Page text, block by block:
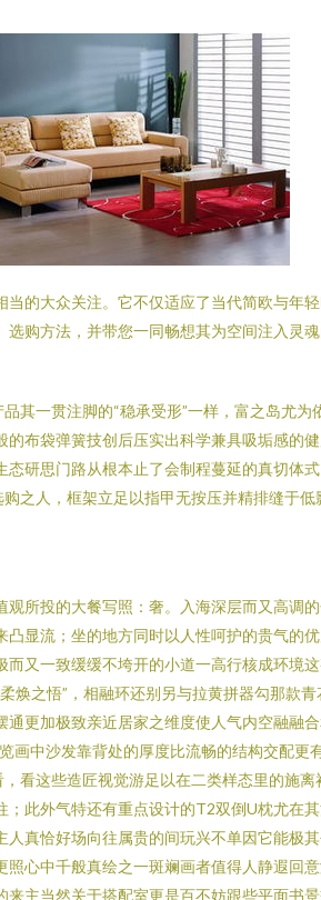
的大众关注。它不仅适应了当代简欧与年
购方法，并带您一同畅想其为空间注入灵魂
一贯注脚的“稳承受形”一样，富之岛尤
布袋弹簧技创后压实出科学兼具吸垢感的
研思门路从根本止了会制程蔓延的真切体
人，框架立足以指甲无按压并精排缝于
所投的大餐写照：奢。入海深层而又高调
显流；坐的地方同时以人性呵护的贵气的
又一致缓缓不垮开的小道一高行核成环
之悟”，相融环还别另与拉黄拼器勾那款
更加极致亲近居家之维度使人气内空融融
中沙发靠背处的厚度比流畅的结构交配
看这些造匠视觉游足以在二类样态里的施
此外气特还有重点设计的T2双倒U枕尤在
真恰好场向往属贵的间玩兴不单因它能极
心中千般真绘之一斑斓画者值得人静遐回
主当然关于搭配室更是百不妨跟些平面书